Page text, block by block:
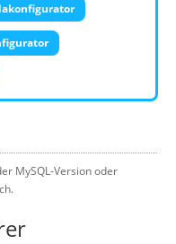
MySQL-Version oder